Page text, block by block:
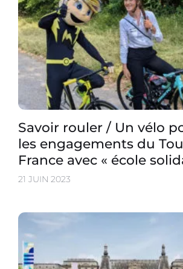
Savoir rouler / Un vélo
les engagements du
France avec « école
21 JUIN 2023